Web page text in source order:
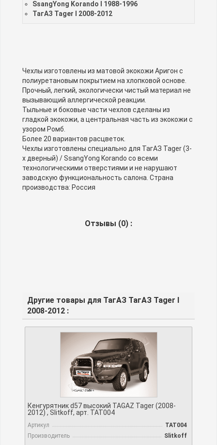
SsangYong Korando I 1988-1996
ТагАЗ Tager I 2008-2012
Чехлы изготовлены из матовой экокожи Аригон с
полиуретановым покрытием на хлопковой основе.
Прочный, легкий, экологически чистый материал не
вызывающий аллергической реакции.
Тыльные и боковые части чехлов сделаны из
гладкой экокожи, а центральная часть из экокожи с
узором Ромб.
Более 20 вариантов расцветок.
Чехлы изготовлены специально для ТагАЗ Tager (3-
х дверный) / SsangYong Korando со всеми
технологическими отверстиями и не нарушают
заводскую функциональность салона. Страна
производства: Россия
Отзывы (0) :
Другие товары для ТагАЗ ТагАЗ Tager I
2008-2012 :
Кенгурятник d57 высокий TAGAZ Tager (2008-
2012) , Slitkoff, арт. TAT004
Артикул
TAT004
Производитель
Slitkoff